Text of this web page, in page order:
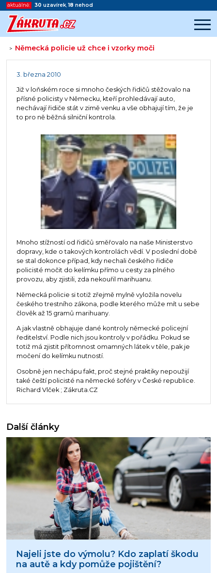
aktuálně: 30 uzavírek,18 nehod
> Německá policie už chce i vzorky moči
Začátek reklamy
3. března 2010
Již v loňském roce si mnoho českých řidičů stěžovalo na
přísné policisty v Německu, kteří prohledávají auto,
nechávají řidiče stát v zimě venku a vše obhajují tím, že je
to pro ně běžná silniční kontrola.
Mnoho stížností od řidičů směřovalo na naše Ministerstvo
dopravy, kde o takových kontrolách vědí. V poslední době
se stal dokonce případ, kdy nechali českého řidiče
policisté močit do kelímku přímo u cesty za plného
provozu, aby zjistili, zda nekouřil marihuanu.
Německá policie si totiž zřejmě mylně vyložila novelu
českého trestního zákona, podle kterého může mít u sebe
člověk až 15 gramů marihuany.
A jak vlastně obhajuje dané kontroly německé policejní
ředitelství. Podle nich jsou kontroly v pořádku. Pokud se
totiž má zjistit přítomnost omamných látek v těle, pak je
močení do kelímku nutností.
Osobně jen nechápu fakt, proč stejné praktiky nepoužijí
také čeští policisté na německé šoféry v České republice.
Richard Vlček ; Zákruta.CZ
Další články
Najeli jste do výmolu? Kdo zaplatí škodu
na autě a kdy pomůže pojištění?